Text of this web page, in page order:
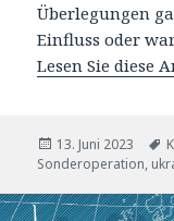
Überlegungen
Einfluss oder
Lesen Sie diese
Veröffentlicht
am
13. Juni 2023
Sonderoperation,